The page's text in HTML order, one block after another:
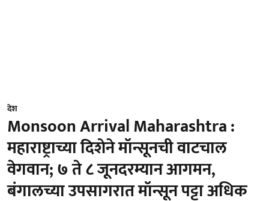
देश
Monsoon Arrival Maharashtra :
महाराष्ट्राच्या दिशेने मॉन्सूनची वाटचाल
वेगवान; ७ ते ८ जूनदरम्यान आगमन,
बंगालच्या उपसागरात मॉन्सून पट्टा अधिक